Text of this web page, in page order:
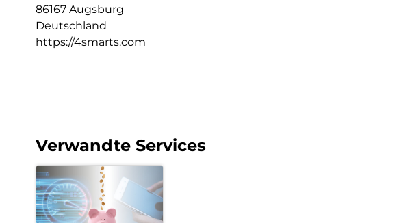
86167 Augsburg
Deutschland
https://4smarts.com
Verwandte Services